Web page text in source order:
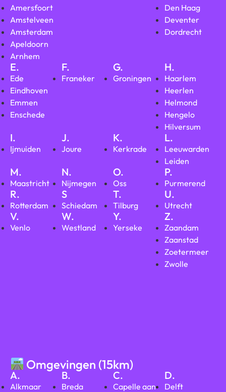
Amersfoort
Amstelveen
Amsterdam
Apeldoorn
Arnhem
Den Haag
Deventer
Dordrecht
E.
Ede
Eindhoven
Emmen
Enschede
F.
Franeker
G.
Groningen
H.
Haarlem
Heerlen
Helmond
Hengelo
Hilversum
I.
Ijmuiden
J.
Joure
K.
Kerkrade
L.
Leeuwarden
Leiden
M.
Maastricht
N.
Nijmegen
O.
Oss
P.
Purmerend
R.
Rotterdam
S
Schiedam
T.
Tilburg
U.
Utrecht
V.
Venlo
W.
Westland
Y.
Yerseke
Z.
Zaandam
Zaanstad
Zoetermeer
Zwolle
Omgevingen (15km)
A.
Alkmaar
B.
Breda
C.
Capelle aan
D.
Delft